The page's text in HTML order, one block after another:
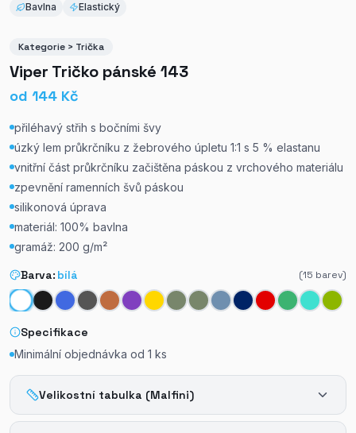
Bavlna Elastický
Kategorie > Trička
Viper Tričko pánské 143
od 144 Kč
přiléhavý střih s bočními švy
úzký lem průkrčníku z žebrového úpletu 1:1 s 5 % elastanu
vnitřní část průkrčníku začištěna páskou z vrchového materiálu
zpevnění ramenních švů páskou
silikonová úprava
materiál: 100% bavlna
gramáž: 200 g/m²
Barva: bílá (15 barev)
Specifikace
Minimální objednávka od 1 ks
Velikostní tabulka (Malfini)